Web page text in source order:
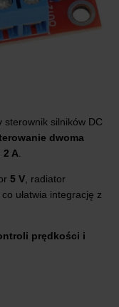
sterownik silników DC
dwoma
2 A
5 V , radiator
ułatwia integrację z
prędkości i